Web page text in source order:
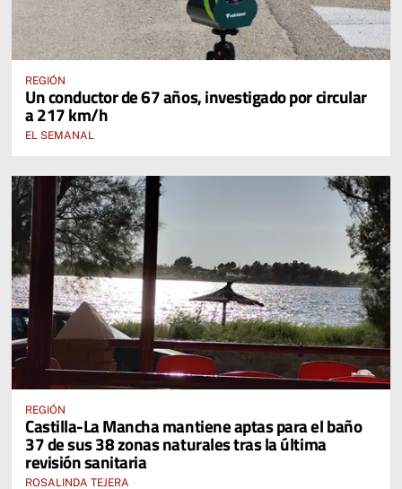
REGIÓN
Un conductor de 67 años, investigado por circular
a 217 km/h
EL SEMANAL
REGIÓN
Castilla-La Mancha mantiene aptas para el baño
37 de sus 38 zonas naturales tras la última
revisión sanitaria
ROSALINDA TEJERA